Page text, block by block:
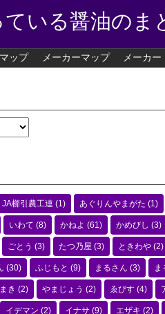
いる醤油のま
ップ メーカーマップ メーカ
JA櫛引農工連 (1) あぐりんやまがた (1)
いわて (8) かねよ (61) かめびし (3)
ごとう (3) たつ乃屋 (3) ときわや (2)
(30) ふじもと (9) まるさん (3) ま
き (2) やまじょう (2) ゑびす (4)
イデマン (2) イナサ (9) エザキ (2)